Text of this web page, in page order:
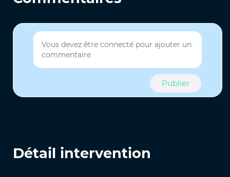
Publier
Détail intervention